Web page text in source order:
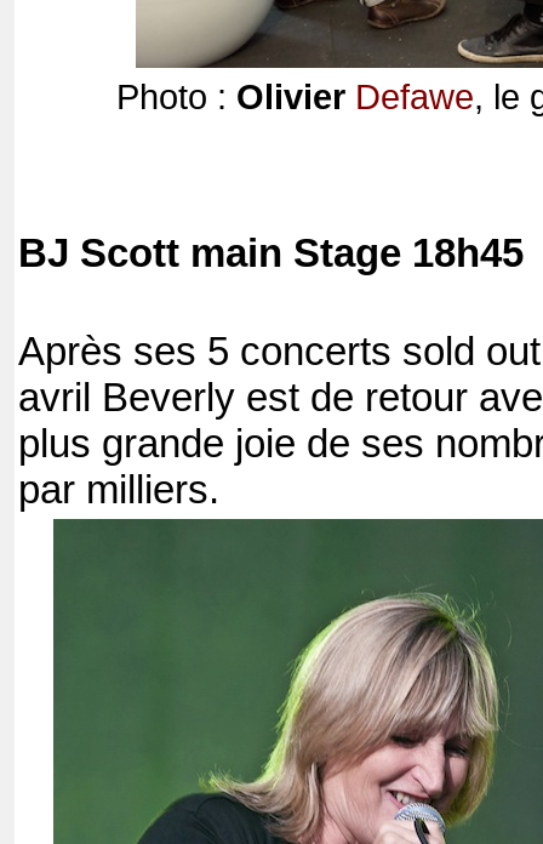
Photo : Olivier Defawe, le
BJ Scott main Stage 18h45
Après ses 5 concerts sold
avril Beverly est de retour
plus grande joie de ses
par milliers.